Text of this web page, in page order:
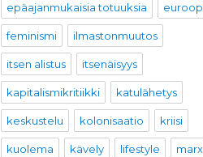
epäajanmukaisia totuuksia
feminismi ilmastonmuutos
itsen alistus itsenäisyys
kapitalismikritiikki katulähetys
keskustelu kolonisaatio kriisi
kuolema kävely lifestyle marx